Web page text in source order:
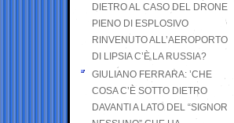
DIETRO AL CASO DEL DRONE
PIENO DI ESPLOSIVO
RINVENUTO ALL’AEROPORTO
DI LIPSIA C’È LA RUSSIA?
GIULIANO FERRARA: ’CHE
COSA C’È SOTTO DIETRO
DAVANTI A LATO DEL “SIGNOR